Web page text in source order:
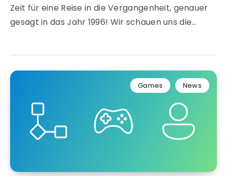
Zeit für eine Reise in die Vergangenheit, genauer
gesagt in das Jahr 1996! Wir schauen uns die…
Games News